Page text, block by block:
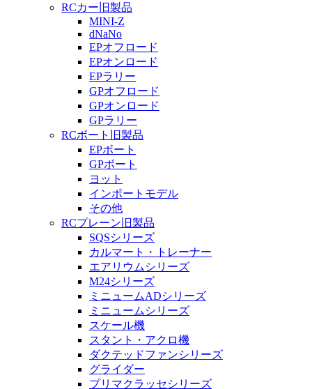
RCカー旧製品
MINI-Z
dNaNo
EPオフロード
EPオンロード
EPラリー
GPオフロード
GPオンロード
GPラリー
RCボート旧製品
EPボート
GPボート
ヨット
インポートモデル
その他
RCプレーン旧製品
SQSシリーズ
カルマート・トレーナー
エアリウムシリーズ
M24シリーズ
ミニュームADシリーズ
ミニュームシリーズ
スケール機
スタント・アクロ機
ダクテッドファンシリーズ
グライダー
プリマクラッセシリーズ